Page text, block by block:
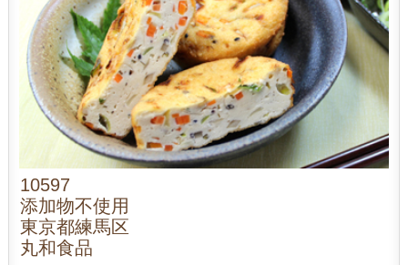
10597
添加物不使用
東京都練馬区
丸和食品